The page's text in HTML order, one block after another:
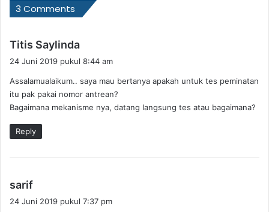
3 Comments
Titis Saylinda
k
a
t
24 Juni 2019 pukul 8:44 am
Assalamualaikum.. saya mau bertanya apakah untuk tes peminatan
itu pak pakai nomor antrean?
Bagaimana mekanisme nya, datang langsung tes atau bagaimana?
Reply
sarif
24 Juni 2019 pukul 7:37 pm